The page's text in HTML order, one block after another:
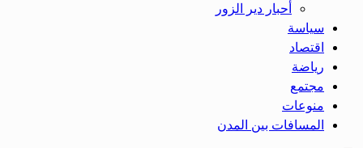
أحبار دير الزور
سياسة
اقتصاد
رياضة
مجتمع
منوعات
المسافات بين المدن